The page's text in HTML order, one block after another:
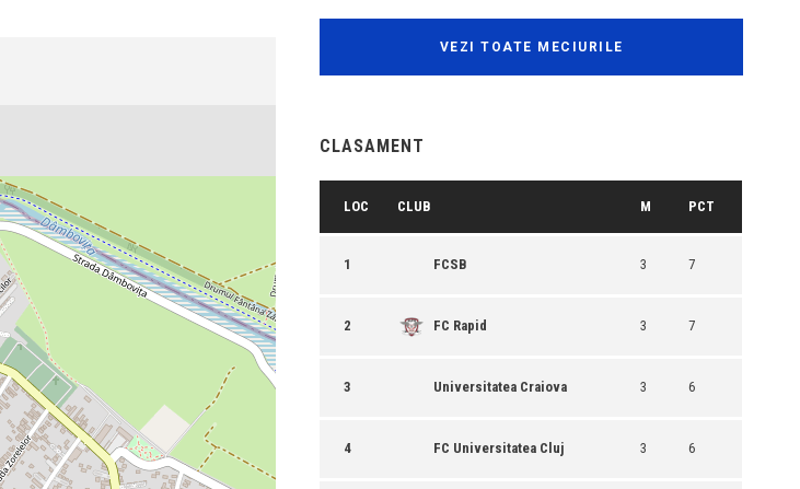
VEZI TOATE MECIURILE
CLASAMENT
LOC CLUB M PCT
1 FCSB 3 7
2 FC Rapid 3 7
3 Universitatea Craiova 3 6
4 FC Universitatea Cluj 3 6